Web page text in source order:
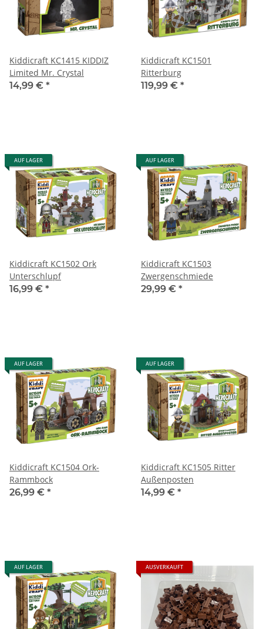
Kiddicraft KC1415 KIDDIZ
Limited Mr. Crystal
14,99 € *
Kiddicraft KC1501
Ritterburg
119,99 € *
AUF LAGER
Kiddicraft KC1502 Ork
Unterschlupf
16,99 € *
AUF LAGER
Kiddicraft KC1503
Zwergenschmiede
29,99 € *
AUF LAGER
Kiddicraft KC1504 Ork-
Rammbock
26,99 € *
AUF LAGER
Kiddicraft KC1505 Ritter
Außenposten
14,99 € *
AUF LAGER AUSVERKAUFT